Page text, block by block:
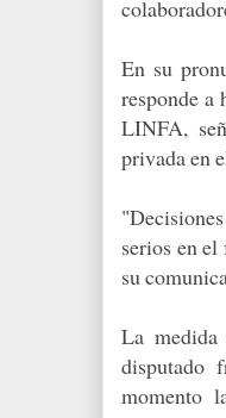
En su
responde a
LINFA,
privada en
serios en
su
La medida
disputado
momento